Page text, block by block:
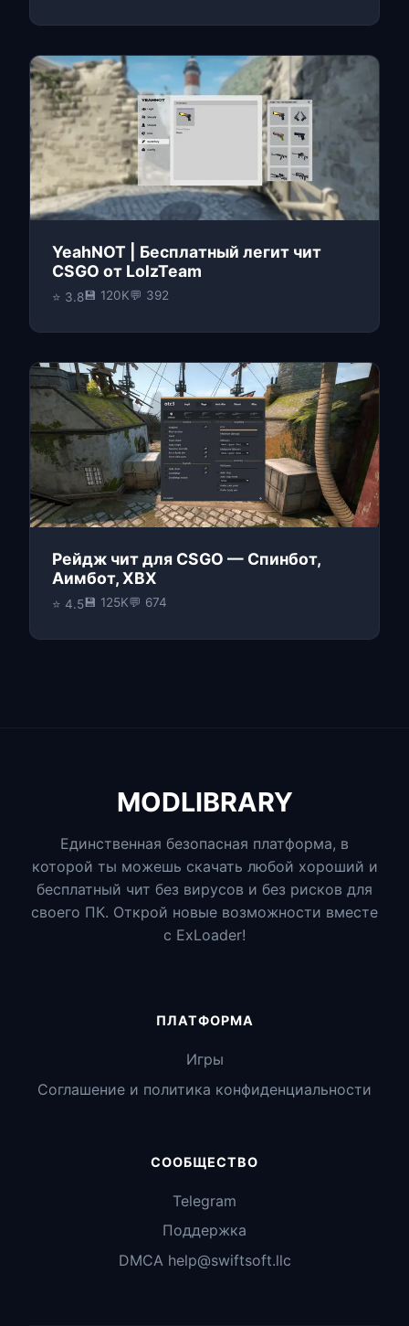
YeahNOT | Бесплатный легит чит
CSGO от LolzTeam
⭐ 3.8💾 120K💬 392
Рейдж чит для CSGO — Спинбот,
Аимбот, ХВХ
⭐ 4.5💾 125K💬 674
MODLIBRARY
Единственная безопасная платформа, в
которой ты можешь скачать любой хороший и
бесплатный чит без вирусов и без рисков для
своего ПК. Открой новые возможности вместе
с ExLoader!
ПЛАТФОРМА
Игры
Соглашение и политика конфиденциальности
СООБЩЕСТВО
Telegram
Поддержка
DMCA help@swiftsoft.llc